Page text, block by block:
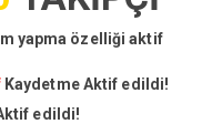
yapma özelliği aktif
Kaydetme Aktif edildi!
edildi!